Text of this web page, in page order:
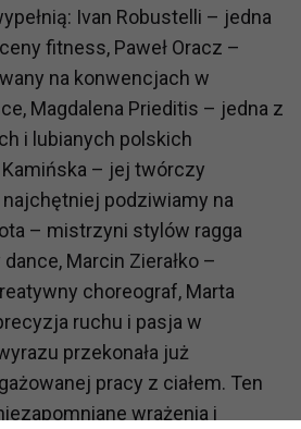
Ivan Robustelli – jedna
fitness, Paweł Oracz –
na konwencjach w
Magdalena Prieditis – jedna z
i lubianych polskich
– jej twórczy
podziwiamy na
– mistrzyni stylów ragga
dance, Marcin Zierałko –
choreograf, Marta
ruchu i pasja w
przekonała już
pracy z ciałem. Ten
wrażenia i